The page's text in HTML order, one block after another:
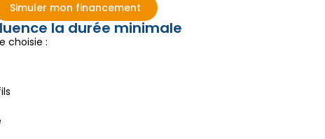
Simuler mon financement
la durée minimale
choisie :